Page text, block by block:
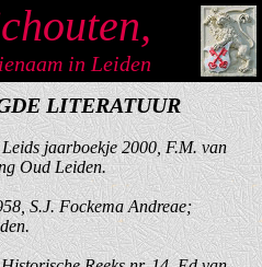
in Leiden
LITERATUUR
jaarboekje 2000, F.M. van
Oud Leiden.
S.J. Fockema Andreae;